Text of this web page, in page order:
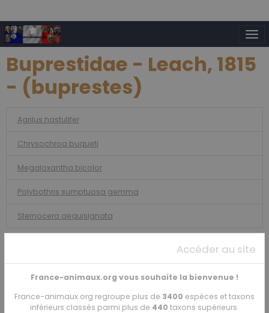
Buprestidae - Leach, 1815
- (buprestes)
Agrilus hastulifer
Chrysochroa buqueti
Megaloxantha bicolor
Polybothris sumptuosa gemma
Sternocera aequisignata
Amphibiens
Annélides
Accéder au site
France-animaux.org vous souhaite la bienvenue !
France-animaux.org regroupe plus de 3400 espèces et taxons
inférieurs classés parmi plus de 440 taxons supérieurs.